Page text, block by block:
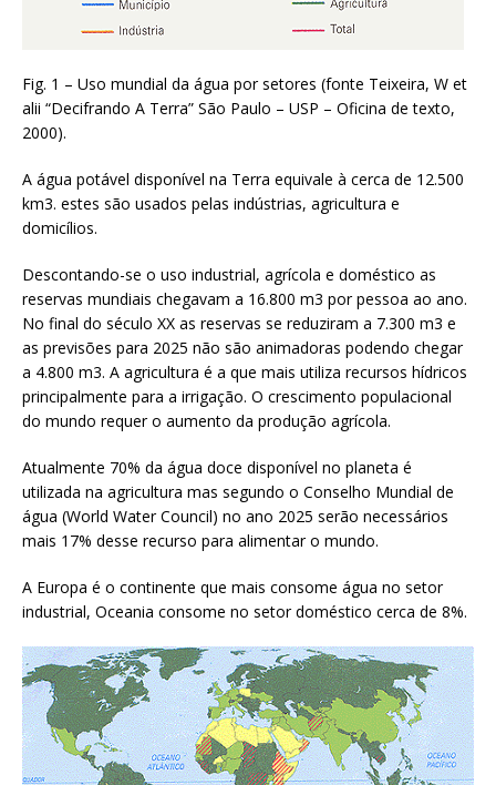
Fig. 1 – Uso mundial da água por setores (fonte Teixeira, W et
alii “Decifrando A Terra” São Paulo – USP – Oficina de texto,
2000).
A água potável disponível na Terra equivale à cerca de 12.500
km3. estes são usados pelas indústrias, agricultura e
domicílios.
Descontando-se o uso industrial, agrícola e doméstico as
reservas mundiais chegavam a 16.800 m3 por pessoa ao ano.
No final do século XX as reservas se reduziram a 7.300 m3 e
as previsões para 2025 não são animadoras podendo chegar
a 4.800 m3. A agricultura é a que mais utiliza recursos hídricos
principalmente para a irrigação. O crescimento populacional
do mundo requer o aumento da produção agrícola.
Atualmente 70% da água doce disponível no planeta é
utilizada na agricultura mas segundo o Conselho Mundial de
água (World Water Council) no ano 2025 serão necessários
mais 17% desse recurso para alimentar o mundo.
A Europa é o continente que mais consome água no setor
industrial, Oceania consome no setor doméstico cerca de 8%.